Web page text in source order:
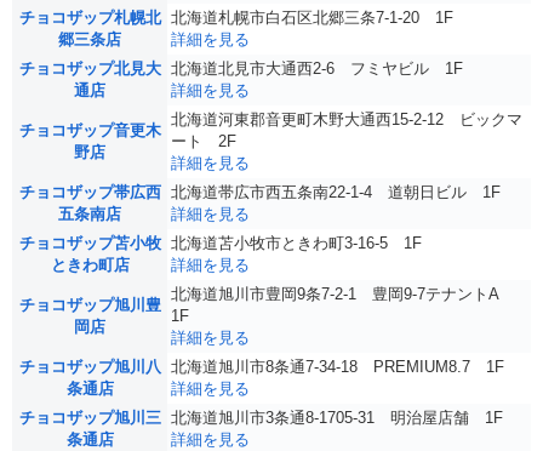
チョコザップ札幌北
郷三条店
北海道札幌市白石区北郷三条7-1-20 1F
詳細を見る
チョコザップ北見大
通店
北海道北見市大通西2-6 フミヤビル 1F
詳細を見る
チョコザップ音更木
野店
北海道河東郡音更町木野大通西15-2-12 ビックマ
ート 2F
詳細を見る
チョコザップ帯広西
五条南店
北海道帯広市西五条南22-1-4 道朝日ビル 1F
詳細を見る
チョコザップ苫小牧
ときわ町店
北海道苫小牧市ときわ町3-16-5 1F
詳細を見る
チョコザップ旭川豊
岡店
北海道旭川市豊岡9条7-2-1 豊岡9-7テナントA
1F
詳細を見る
チョコザップ旭川八
条通店
北海道旭川市8条通7-34-18 PREMIUM8.7 1F
詳細を見る
チョコザップ旭川三
条通店
北海道旭川市3条通8-1705-31 明治屋店舗 1F
詳細を見る